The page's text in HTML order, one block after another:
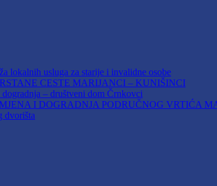
lokalnih usluga za starije i invalidne osobe
CESTE MARIJANCI – KUNIŠINCI
– društveni dom Črnkovci
I DOGRADNJA PODRUČNOG VRTIĆA
dvorišta